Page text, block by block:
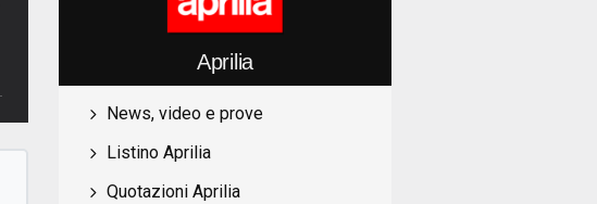
Aprilia
News, video e prove
Listino Aprilia
Quotazioni Aprilia